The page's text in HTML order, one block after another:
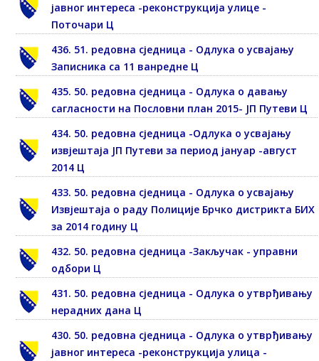
јавног интереса -реконструкција улице -
Поточари Ц
436. 51. редовна сједница - Одлука о усвајању
Записника са 11 ванредне Ц
435. 50. редовна сједница - Одлука о давању
сагласности на Пословни план 2015- ЈП Путеви Ц
434. 50. редовна сједница -Одлука о усвајању
извјештаја ЈП Путеви за период јануар -август
2014 Ц
433. 50. редовна сједница - Одлука о усвајању
Извјештаја о раду Полиције Брчко дистрикта БИХ
за 2014 годину Ц
432. 50. редовна сједница -Закључак - управни
одбори Ц
431. 50. редовна сједница - Одлука о утврђивању
нерадних дана Ц
430. 50. редовна сједница - Одлука о утврђивању
јавног интереса -реконструкција улица -